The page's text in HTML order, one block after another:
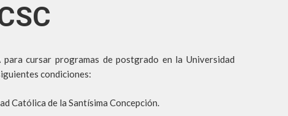
FINANCIERA ESTUDIANTIL
cursar programas de postgrado en la Universidad
condiciones:
Católica de la Santísima Concepción.